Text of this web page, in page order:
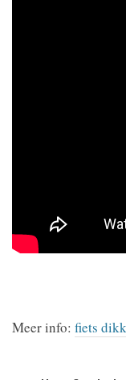
Meer info: fiets